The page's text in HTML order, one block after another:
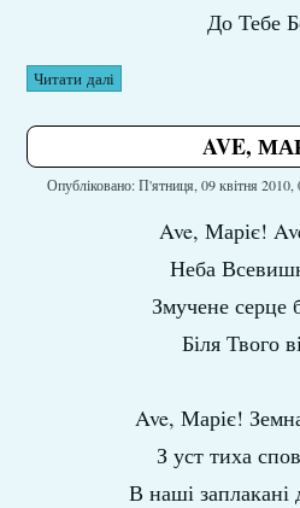
До Тебе
Читати далі
AVE,
Опубліковано: П'ятниця, 09 квітня 2010,
Ave, Маріє!
Неба
Змучене серце
Біля Твого
Ave, Маріє!
З уст тиха
В наші заплакані